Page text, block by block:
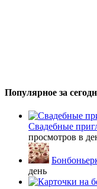
Популярное за
Свадебные
просмотров в
день